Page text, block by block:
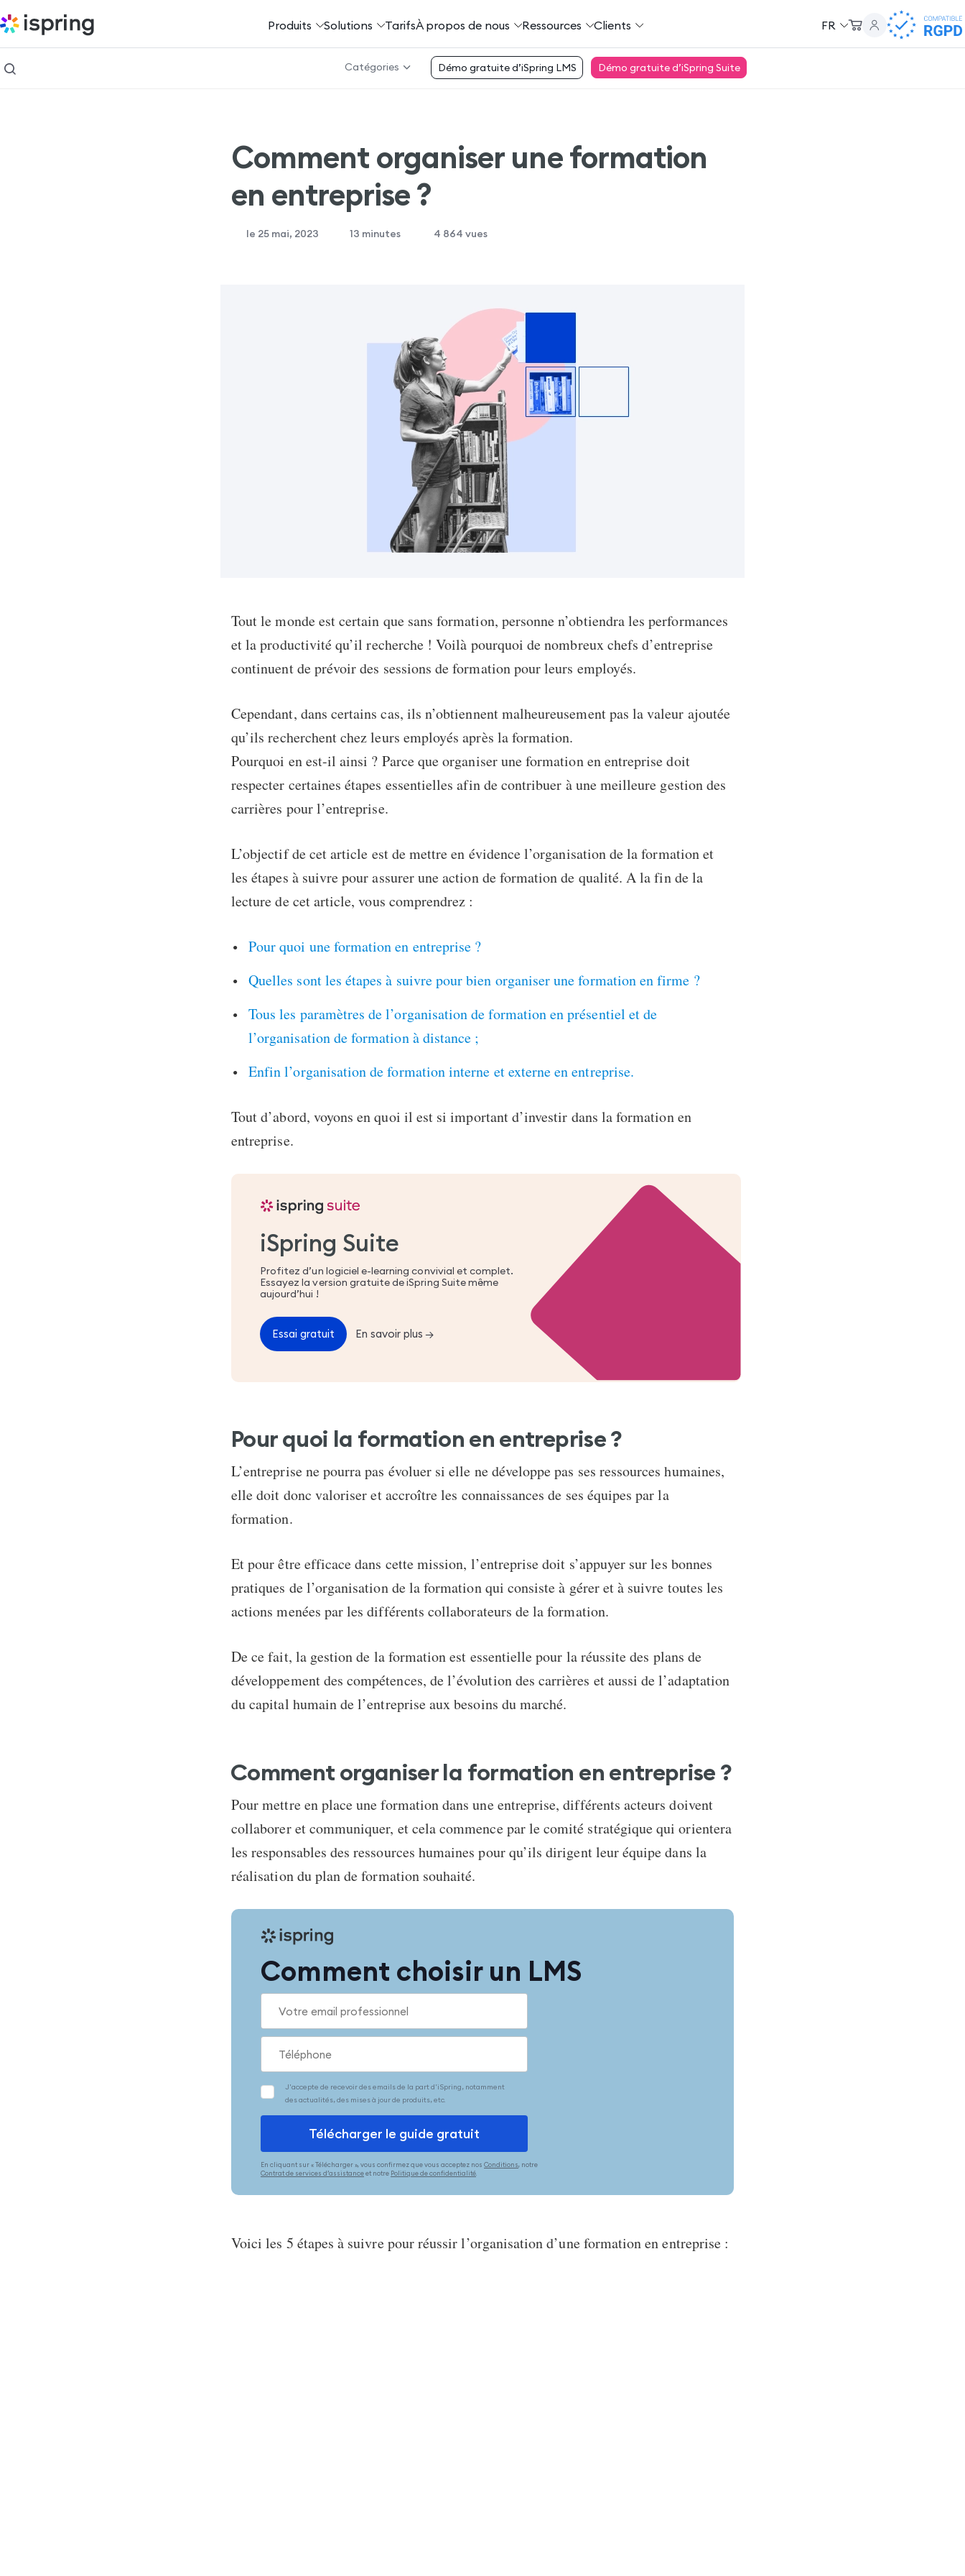
Produits Solutions TarifsÀ propos de nous Ressources Clients FR
Catégories Démo gratuite d’iSpring Suite
Démo gratuite d’iSpring LMS
Comment organiser une formation
en entreprise ?
le 25 mai, 2023 13 minutes 4 864 vues
Tout le monde est certain que sans formation, personne n’obtiendra les performances
et la productivité qu’il recherche ! Voilà pourquoi de nombreux chefs d’entreprise
continuent de prévoir des sessions de formation pour leurs employés.
Cependant, dans certains cas, ils n’obtiennent malheureusement pas la valeur ajoutée
qu’ils recherchent chez leurs employés après la formation.
Pourquoi en est-il ainsi ? Parce que organiser une formation en entreprise doit
respecter certaines étapes essentielles afin de contribuer à une meilleure gestion des
carrières pour l’entreprise.
L’objectif de cet article est de mettre en évidence l’organisation de la formation et
les étapes à suivre pour assurer une action de formation de qualité. A la fin de la
lecture de cet article, vous comprendrez :
Pour quoi une formation en entreprise ?
Quelles sont les étapes à suivre pour bien organiser une formation en firme ?
Tous les paramètres de l’organisation de formation en présentiel et de
l’organisation de formation à distance ;
Enfin l’organisation de formation interne et externe en entreprise.
Tout d’abord, voyons en quoi il est si important d’investir dans la formation en
entreprise.
iSpring Suite
Profitez d’un logiciel e-learning convivial et complet.
Essayez la version gratuite de iSpring Suite même
aujourd’hui !
Essai gratuit En savoir plus →
Pour quoi la formation en entreprise ?
L’entreprise ne pourra pas évoluer si elle ne développe pas ses ressources humaines,
elle doit donc valoriser et accroître les connaissances de ses équipes par la
formation.
Et pour être efficace dans cette mission, l’entreprise doit s’appuyer sur les bonnes
pratiques de l’organisation de la formation qui consiste à gérer et à suivre toutes les
actions menées par les différents collaborateurs de la formation.
De ce fait, la gestion de la formation est essentielle pour la réussite des plans de
développement des compétences, de l’évolution des carrières et aussi de l’adaptation
du capital humain de l’entreprise aux besoins du marché.
Comment organiser la formation en entreprise ?
Pour mettre en place une formation dans une entreprise, différents acteurs doivent
collaborer et communiquer, et cela commence par le comité stratégique qui orientera
les responsables des ressources humaines pour qu’ils dirigent leur équipe dans la
réalisation du plan de formation souhaité.
Comment choisir un LMS
En cliquant sur « Télécharger », vous confirmez que vous acceptez nos Conditions, notre
Contrat de services d’assistanceet notre Politique de confidentialité
Voici les 5 étapes à suivre pour réussir l’organisation d’une formation en entreprise :